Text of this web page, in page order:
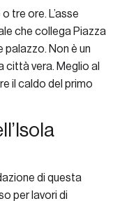
tre ore. L’asse
che collega Piazza
Non è un
vera. Meglio al
il caldo del primo
di questa
per lavori di